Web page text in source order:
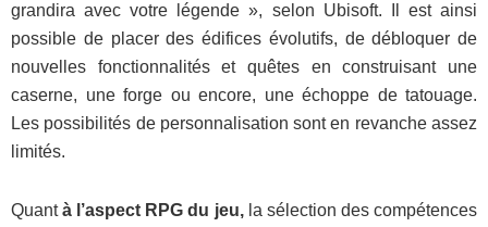
grandira avec votre légende », selon Ubisoft. Il est ainsi
possible de placer des édifices évolutifs, de débloquer de
nouvelles fonctionnalités et quêtes en construisant une
caserne, une forge ou encore, une échoppe de tatouage.
Les possibilités de personnalisation sont en revanche assez
limités.
Quantà l’aspect RPG du jeu,la sélection des compétences